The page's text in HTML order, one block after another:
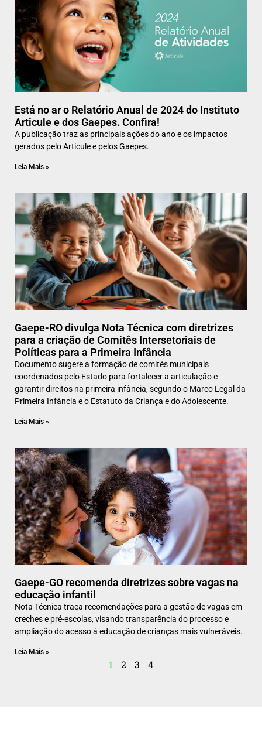
Está no ar o Relatório Anual de 2024 do Instituto
Articule e dos Gaepes. Confira!
A publicação traz as principais ações do ano e os impactos
gerados pelo Articule e pelos Gaepes.
Leia Mais »
Gaepe-RO divulga Nota Técnica com diretrizes
para a criação de Comitês Intersetoriais de
Políticas para a Primeira Infância
Documento sugere a formação de comitês municipais
coordenados pelo Estado para fortalecer a articulação e
garantir direitos na primeira infância, segundo o Marco Legal da
Primeira Infância e o Estatuto da Criança e do Adolescente.
Leia Mais »
Gaepe-GO recomenda diretrizes sobre vagas na
educação infantil
Nota Técnica traça recomendações para a gestão de vagas em
creches e pré-escolas, visando transparência do processo e
ampliação do acesso à educação de crianças mais vulneráveis.
Leia Mais »
1 2 3 4